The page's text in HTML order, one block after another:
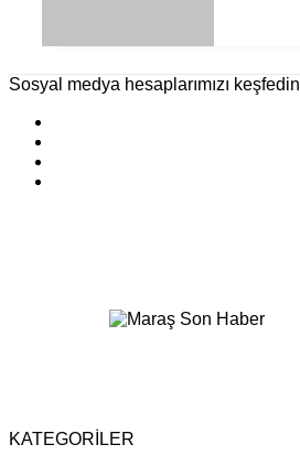
Sosyal medya hesaplarımızı keşfedin
KATEGORİLER